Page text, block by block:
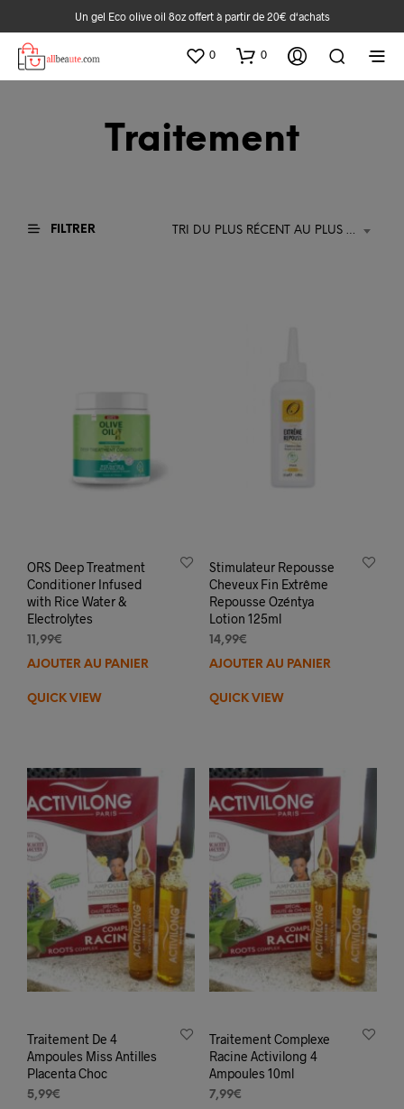
Un gel Eco olive oil 8oz offert à partir de 20€ d‘achats
0 0
Traitement
FILTRER TRI DU PLUS RÉCENT AU PLUS ANCIEN
ORS Deep Treatment
Conditioner Infused
with Rice Water &
Electrolytes
11,99€
AJOUTER AU PANIER
QUICK VIEW
Stimulateur Repousse
Cheveux Fin Extrême
Repousse Ozéntya
Lotion 125ml
14,99€
AJOUTER AU PANIER
QUICK VIEW
Traitement De 4
Ampoules Miss Antilles
Placenta Choc
5,99€
Traitement Complexe
Racine Activilong 4
Ampoules 10ml
7,99€